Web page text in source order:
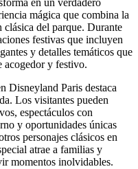
en un verdadero
mágica que combina la
del parque. Durante
festivas que incluyen
y detalles temáticos que
acogedor y festivo.
Disneyland Paris destaca
Los visitantes pueden
espectáculos con
y oportunidades únicas
personajes clásicos en
atrae a familias y
momentos inolvidables.